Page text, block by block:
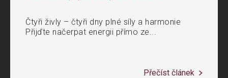
Čtyři živly – čtyři dny plné síly a harmonie
Přijďte načerpat energii přímo ze...
Přečíst článek